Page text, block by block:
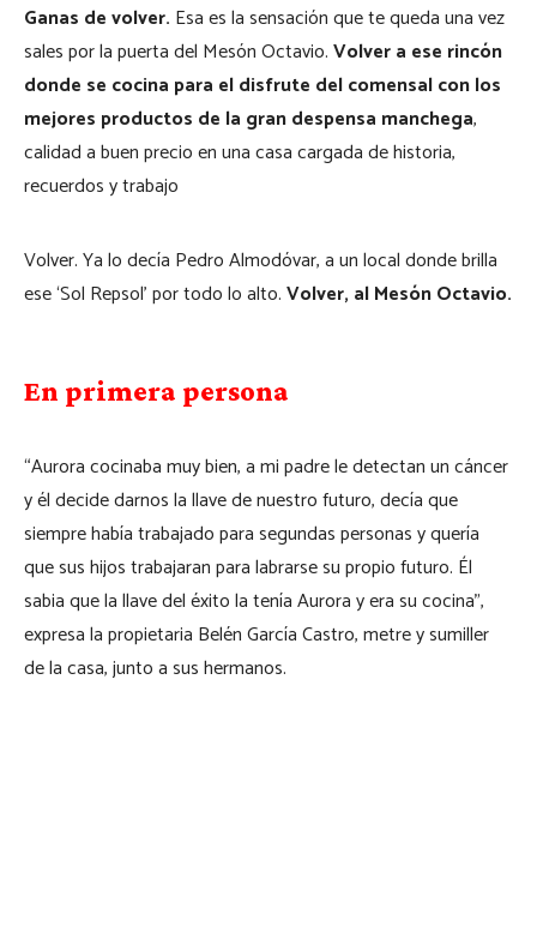
Ganas de volver. Esa es la sensación que te queda una vez
sales por la puerta del Mesón Octavio.Volver a ese rincón
donde se cocina para el disfrute del comensal con los
mejores productos de la gran despensa manchega,
calidad a buen precio en una casa cargada de historia,
recuerdos y trabajo
Volver. Ya lo decía Pedro Almodóvar, a un local donde brilla
ese ‘Sol Repsol’ por todo lo alto.Volver, al Mesón Octavio.
En primera persona
“Aurora cocinaba muy bien, a mi padre le detectan un cáncer
y él decide darnos la llave de nuestro futuro, decía que
siempre había trabajado para segundas personas y quería
que sus hijos trabajaran para labrarse su propio futuro. Él
sabia que la llave del éxito la tenía Aurora y era su cocina”,
expresa la propietaria Belén García Castro, metre y sumiller
de la casa, junto a sus hermanos.